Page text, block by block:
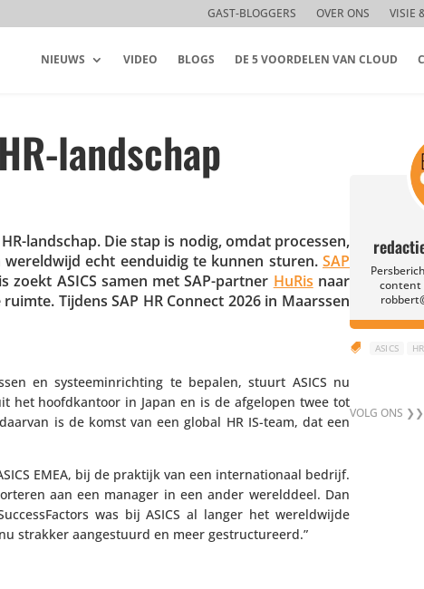
GAST-BLOGGERS OVER ONS VISIE
NIEUWS VIDEO BLOGS DE 5 VOORDELEN VAN CLOUD
landschap
landschap. Die stap is nodig, omdat processen,
echt eenduidig te kunnen sturen. SAP
ASICS samen met SAP-partner HuRis naar
Tijdens SAP HR Connect 2026 in Maarssen
en systeem­in­rich­ting te bepalen, stuurt ASICS nu
het hoofd­kan­toor in Japan en is de afgelopen twee tot
is de komst van een global HR IS-team, dat een
EMEA, bij de praktijk van een inter­na­ti­o­naal bedrijf.
aan een manager in een ander wereld­deel. Dan
was bij ASICS al langer het wereld­wijde
strakker aange­stuurd en meer gestructureerd.”
content
 ASICS HR